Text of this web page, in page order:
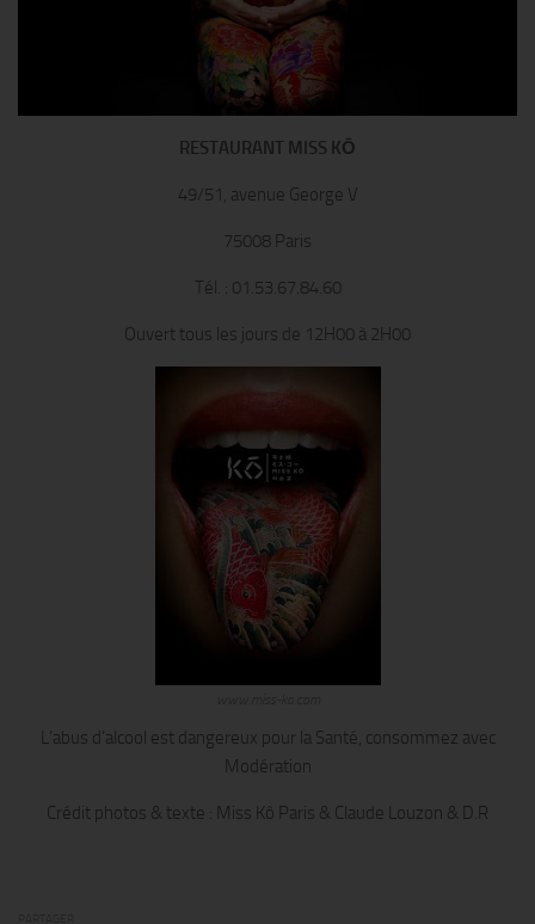
RESTAURANT MISS KŌ
49/51, avenue George V
75008 Paris
Tél. : 01.53.67.84.60
Ouvert tous les jours de 12H00 à 2H00
L’abus d’alcool est dangereux pour la Santé, consommez avec
Modération
Crédit photos & texte : Miss Kô Paris & Claude Louzon & D.R